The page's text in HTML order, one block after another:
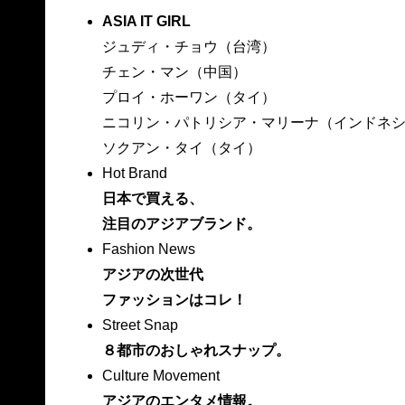
ASIA IT GIRL
ジュディ・チョウ（台湾）
チェン・マン（中国）
プロイ・ホーワン（タイ）
ニコリン・パトリシア・マリーナ（インドネ
ソクアン・タイ（タイ）
Hot Brand
日本で買える、
注目のアジアブランド。
Fashion News
アジアの次世代
ファッションはコレ！
Street Snap
８都市のおしゃれスナップ。
Culture Movement
アジアのエンタメ情報。